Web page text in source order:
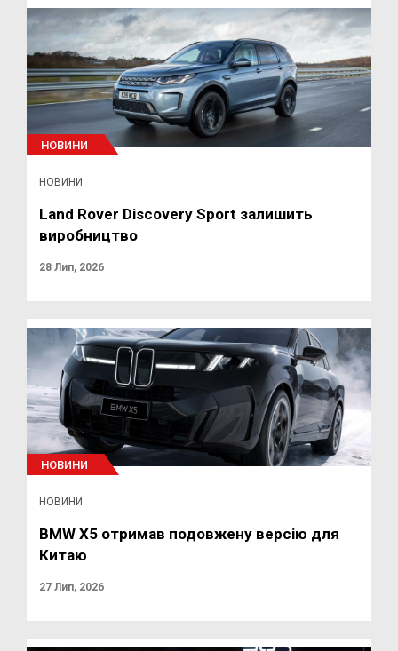
НОВИНИ
НОВИНИ
Land Rover Discovery Sport залишить
виробництво
28 Лип, 2026
НОВИНИ
НОВИНИ
BMW X5 отримав подовжену версію для
Китаю
27 Лип, 2026